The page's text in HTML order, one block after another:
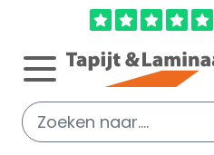
Ga direct door naar de inhoud